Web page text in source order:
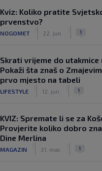
Kviz: Koliko pratite
prvenstvo?
NOGOMET 22. jun. 1
Skrati vrijeme do utakmice
Pokaži šta znaš o
prvo mjesto na tabeli
LIFESTYLE 12. jun. 1
KVIZ: Spremate li se za
Provjerite koliko dobro
Dine Merlina
MAGAZIN 31. mar. 1